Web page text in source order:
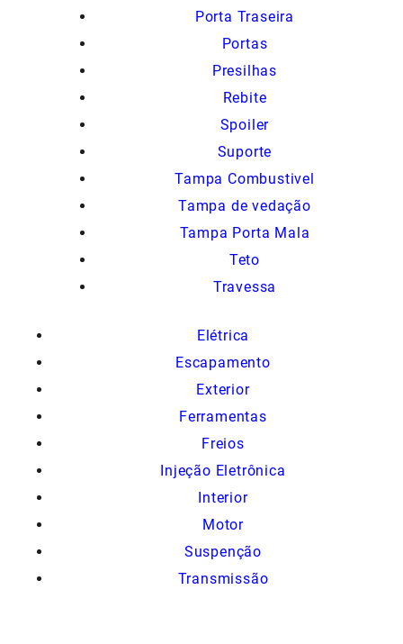
Porta Traseira
Portas
Presilhas
Rebite
Spoiler
Suporte
Tampa Combustivel
Tampa de vedação
Tampa Porta Mala
Teto
Travessa
Elétrica
Escapamento
Exterior
Ferramentas
Freios
Injeção Eletrônica
Interior
Motor
Suspenção
Transmissão